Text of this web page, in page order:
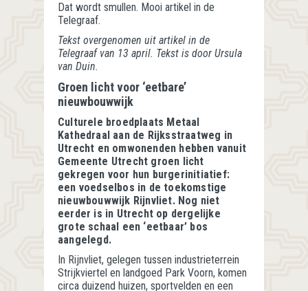
Dat wordt smullen. Mooi artikel in de
Telegraaf.
Tekst overgenomen uit artikel in de
Telegraaf van 13 april. Tekst is door Ursula
van Duin.
Groen licht voor ‘eetbare’
nieuwbouwwijk
Culturele broedplaats Metaal
Kathedraal aan de Rijksstraatweg in
Utrecht en omwonenden hebben vanuit
Gemeente Utrecht groen licht
gekregen voor hun burgerinitiatief:
een voedselbos in de toekomstige
nieuwbouwwijk Rijnvliet. Nog niet
eerder is in Utrecht op dergelijke
grote schaal een ‘eetbaar’ bos
aangelegd.
In Rijnvliet, gelegen tussen industrieterrein
Strijkviertel en landgoed Park Voorn, komen
circa duizend huizen, sportvelden en een